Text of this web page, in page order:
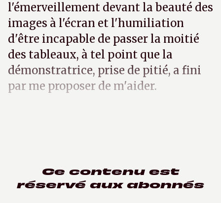
l'émerveillement devant la beauté des
images à l'écran et l'humiliation
d'être incapable de passer la moitié
des tableaux, à tel point que la
démonstratrice, prise de pitié, a fini
par me proposer de m'aider.
Ce contenu est
réservé aux abonnés